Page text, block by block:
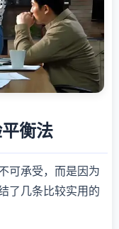
衡法
可承受，而是因为
了几条比较实用的